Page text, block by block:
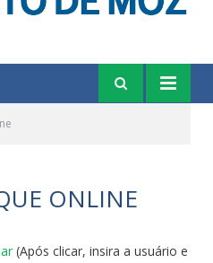
ONLINE
(Após clicar, insira a usuário e